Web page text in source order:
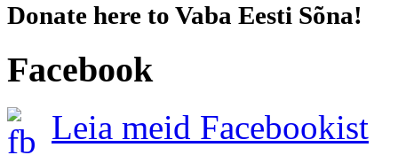
Donate here to Vaba Eesti Sõna!
Facebook
Leia meid Facebookist